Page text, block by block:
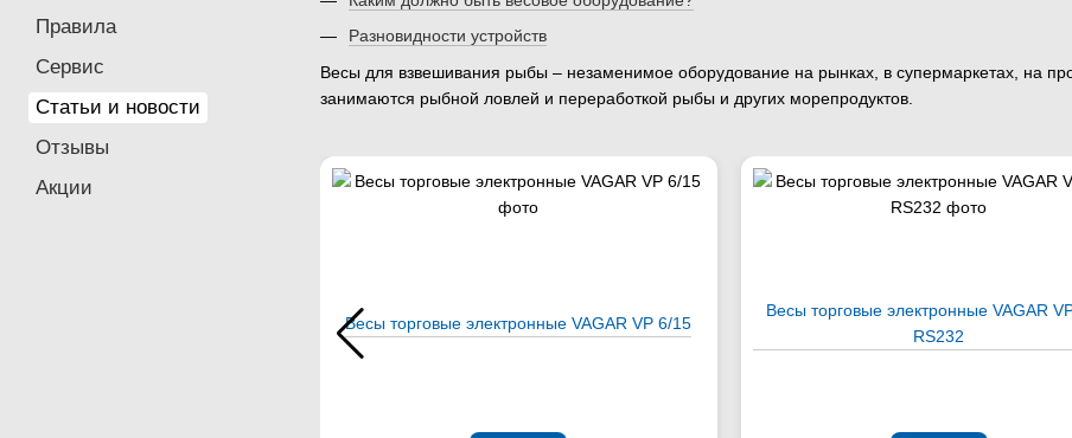
Разновидности устройств
Весы для взвешивания рыбы – незаменимое оборудование на рынках, в супермаркетах, на
занимаются рыбной ловлей и переработкой рыбы и других морепродуктов.
Весы торговые электронные VAGAR VP 6/15
Весы торговые электронные VAGAR
RS232
Правила
Сервис
Статьи и новости
Отзывы
Акции